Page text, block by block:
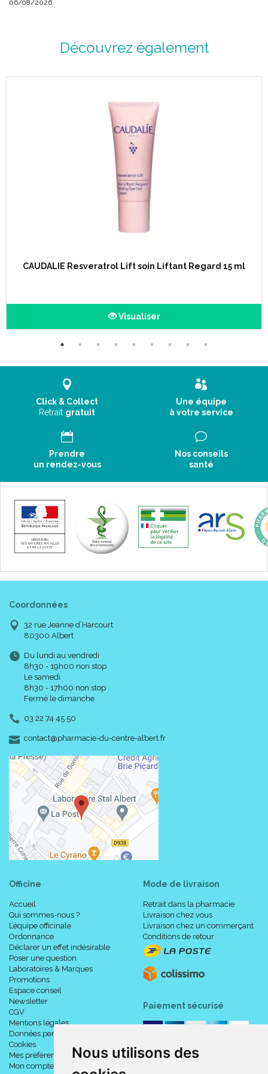
Nous utilisons des
06/08/2026.
Découvrez également
CAUDALIE Resveratrol Lift soin Liftant Regard 15 ml
Visualiser
Click & Collect
Retrait gratuit
Une équipe
à votre service
Prendre
un rendez-vous
Nos conseils
santé
Coordonnées
32 rue Jeanne d’Harcourt
80300 Albert
Du lundi au vendredi
8h30 - 19h00 non stop
Le samedi
8h30 - 17h00 non stop
Fermé le dimanche
03 22 74 45 50
contact-
@-
pharmacie-du-centre-albert.fr
Officine
Accueil
Qui sommes-nous ?
L’équipe officinale
Ordonnance
Déclarer un effet indésirable
Poser une question
Laboratoires & Marques
Promotions
Espace conseil
Newsletter
CGV
Mentions légales
Données personnelles
Cookies
Mes préférences Cookies
Mon compte
Mode de livraison
Retrait dans la pharmacie
Livraison chez vous
Livraison chez un commerçant
Conditions de retour
Paiement sécurisé